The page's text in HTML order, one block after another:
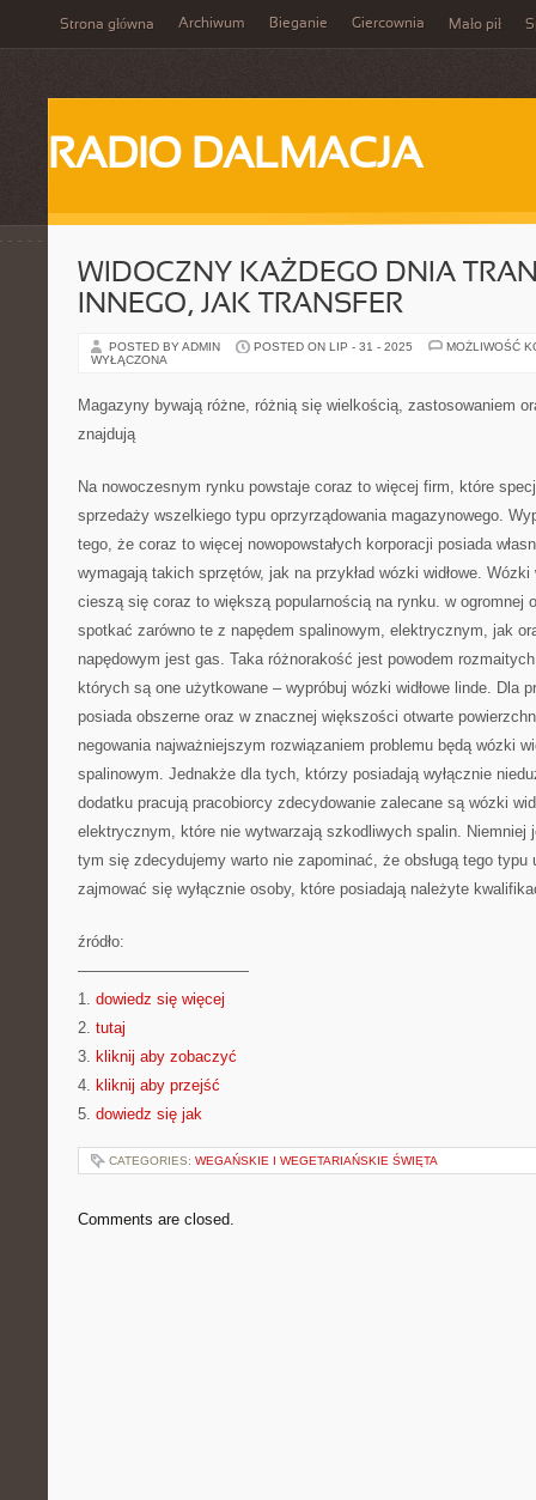
Strona główna Archiwum Bieganie Giercownia Mało pił
RADIO DALMACJA
WIDOCZNY KAŻDEGO DNIA
INNEGO, JAK TRANSFER
POSTED BY ADMIN POSTED ON LIP - 31 - 2025
MOŻLIWOŚĆ
WYŁĄCZONA
Magazyny bywają różne, różnią się wielkością, zastosowaniem
znajdują
Na nowoczesnym rynku powstaje coraz to więcej firm, które
sprzedaży wszelkiego typu oprzyrządowania magazynowego.
tego, że coraz to więcej nowopowstałych korporacji posiada
wymagają takich sprzętów, jak na przykład wózki widłowe. Wózki
cieszą się coraz to większą popularnością na rynku. w ogromnej
spotkać zarówno te z napędem spalinowym, elektrycznym, jak
napędowym jest gas. Taka różnorakość jest powodem
których są one użytkowane – wypróbuj wózki widłowe linde. Dla
posiada obszerne oraz w znacznej większości otwarte
negowania najważniejszym rozwiązaniem problemu będą wózki
spalinowym. Jednakże dla tych, którzy posiadają wyłącznie
dodatku pracują pracobiorcy zdecydowanie zalecane są wózki
elektrycznym, które nie wytwarzają szkodliwych spalin. Niemniej
tym się zdecydujemy warto nie zapominać, że obsługą tego typu
zajmować się wyłącznie osoby, które posiadają należyte
źródło:
———————————
1. dowiedz się więcej
2. tutaj
3. kliknij aby zobaczyć
4. kliknij aby przejść
5. dowiedz się jak
CATEGORIES: WEGAŃSKIE I WEGETARIAŃSKIE ŚWIĘTA
Comments are closed.